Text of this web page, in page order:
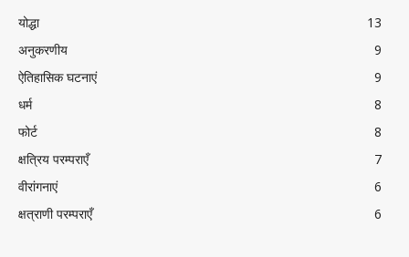
योद्धा
13
अनुकरणीय
9
ऐतिहासिक घटनाएं
9
धर्म
8
फोर्ट
8
क्षत्रिय परम्पराएँ
7
वीरांगनाएं
6
क्षत्राणी परम्पराएँ
6